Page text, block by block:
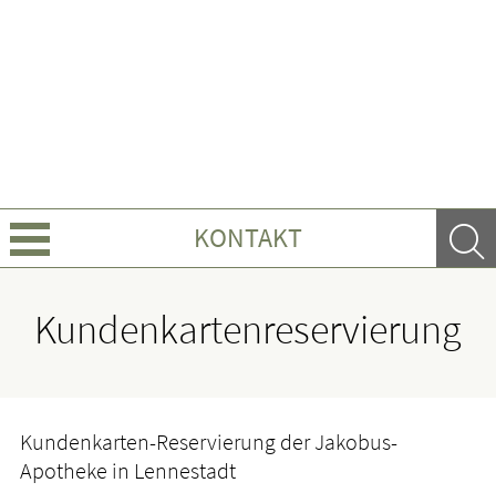
KONTAKT
Krankheiten & Therapie
Kundenkartenreservierung
Kundenkarten-Reservierung der Jakobus-
Apotheke in Lennestadt